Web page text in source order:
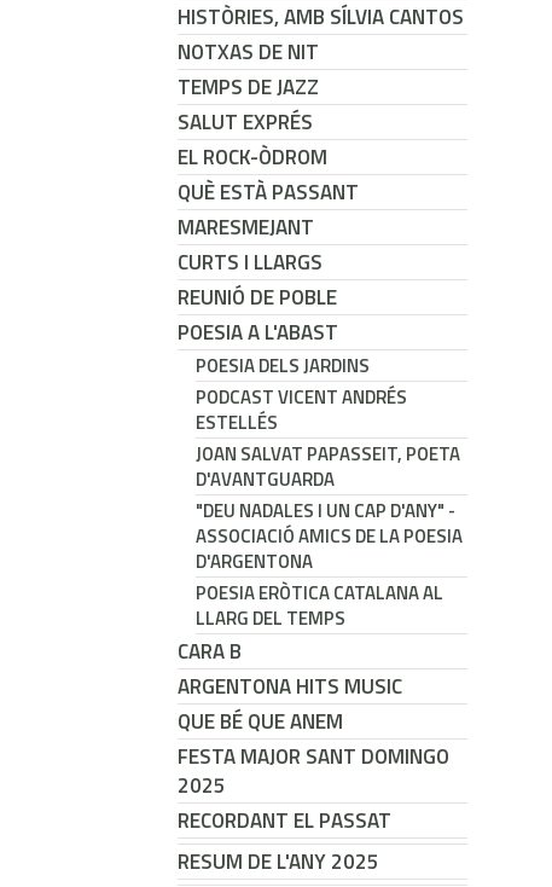
HISTÒRIES, AMB SÍLVIA CANTOS
NOTXAS DE NIT
TEMPS DE JAZZ
SALUT EXPRÉS
EL ROCK-ÒDROM
QUÈ ESTÀ PASSANT
MARESMEJANT
CURTS I LLARGS
REUNIÓ DE POBLE
POESIA A L'ABAST
POESIA DELS JARDINS
PODCAST VICENT ANDRÉS
ESTELLÉS
JOAN SALVAT PAPASSEIT, POETA
D'AVANTGUARDA
"DEU NADALES I UN CAP D'ANY" -
ASSOCIACIÓ AMICS DE LA POESIA
D'ARGENTONA
POESIA ERÒTICA CATALANA AL
LLARG DEL TEMPS
CARA B
ARGENTONA HITS MUSIC
QUE BÉ QUE ANEM
FESTA MAJOR SANT DOMINGO
2025
RECORDANT EL PASSAT
RESUM DE L'ANY 2025